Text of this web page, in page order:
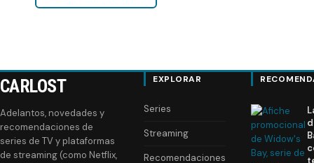
CARLOST
Adelantos, novedades y
recomendaciones de
series de TV y plataformas
de streaming (como Netflix,
EXPLORAR
Series
Streaming
Recomendaciones